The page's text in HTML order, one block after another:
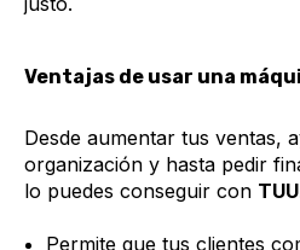
Ventajas de usar una
Desde aumentar tus ventas,
organización y hasta pedir
lo puedes conseguir con TUU
Permite que tus clientes